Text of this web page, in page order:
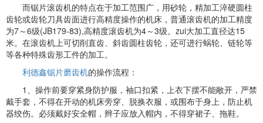
而锯片滚齿机的特点在于加工范围广，用砂轮，精加工淬硬圆柱
齿轮或齿轮刀具齿面进行高精度操作的机床，普通滚齿机的加工精度
为7～6级(JB179-83),高精度滚齿机为4～3级。zui大加工直径达15
米。在滚齿机上可切削直齿、斜齿圆柱齿轮，还可进行蜗轮、链轮等
等各种特殊齿形工件的加工。
利德鑫锯片磨齿机的操作流程：
1、操作前要穿紧身防护服，袖口扣紧，上衣下摆不能敞开，严禁
戴手套，不得在开动的机床旁穿、脱换衣服，或围布于身上，防止机
器绞伤。必须戴好安全帽，辫子应放入帽内，不得穿裙子、拖鞋。